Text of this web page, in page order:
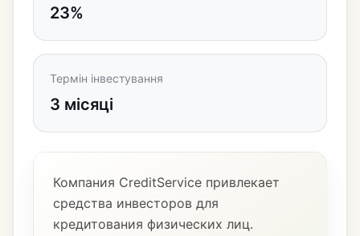
23%
Термін інвестування
3 місяці
Компания CreditService привлекает
средства инвесторов для
кредитования физических лиц.